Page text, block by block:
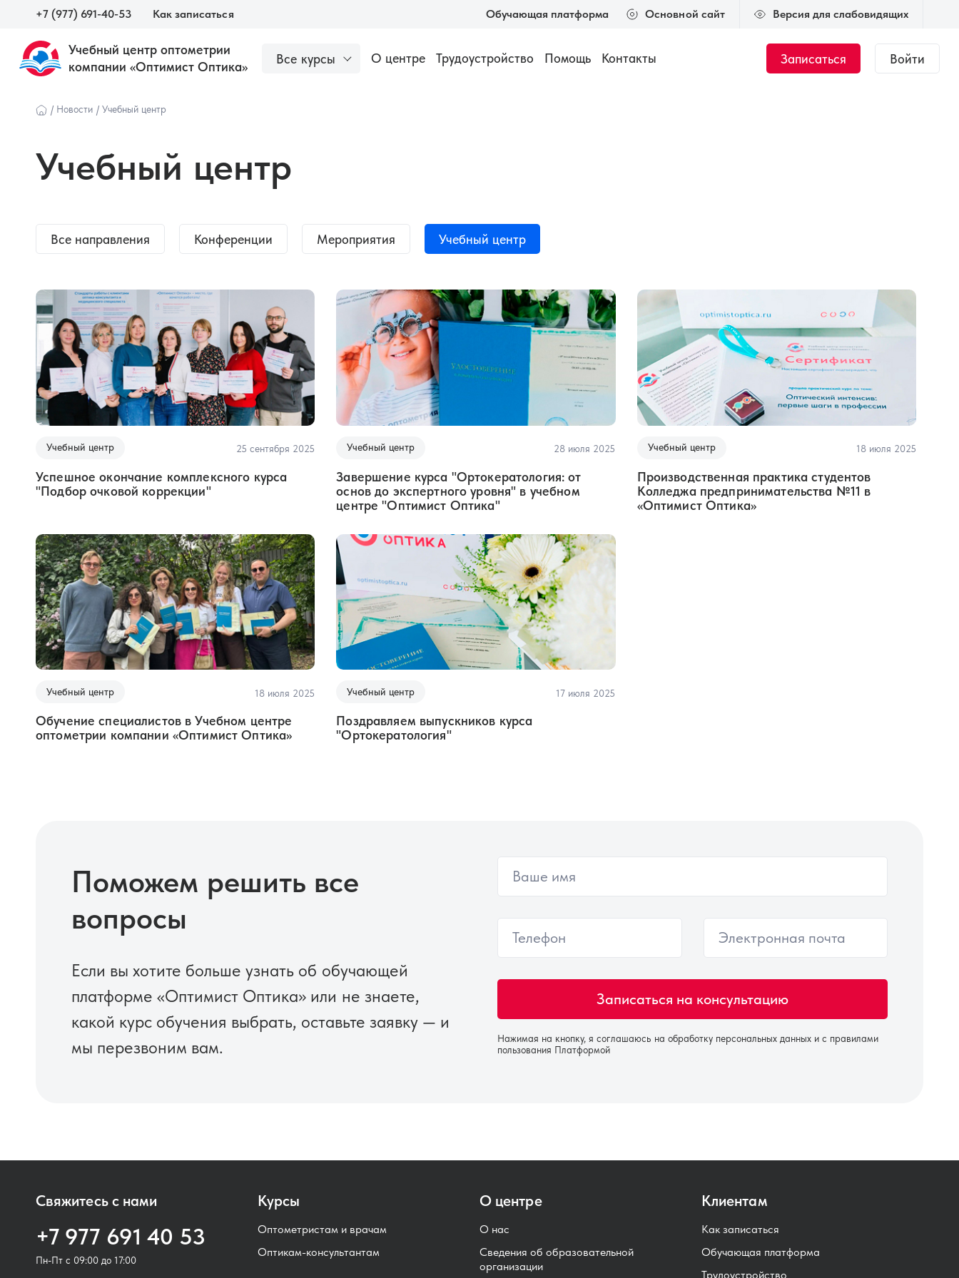
+7 (977) 691-40-53 Как записаться Обучающая платформа Основной сайт Версия для слабовидящих
Учебный центр оптометрии
компании «Оптимист Оптика»
Все курсы
Наши курсы
Оптометристам и врачам Оптикам-консультантам
50 часов 45 000 ₽
Детская оптометрия
44 часа 55 000 ₽
Подбор очковой
коррекции
50 часов 45 000 ₽
Ортокератология: от
основ до
72 часа 160 000 ₽
Практика подбора
50 000 ₽
О центре
Трудоустройство Помощь Контакты Записаться Войти
/ Новости / Учебный центр
Учебный центр
Все направления Конференции Мероприятия Учебный центр
Учебный центр 25 сентября 2025
Успешное окончание комплексного курса
"Подбор очковой коррекции"
Учебный центр 28 июля 2025
Завершение курса "Ортокератология: от
основ до экспертного уровня" в учебном
центре "Оптимист Оптика"
Учебный центр 18 июля 2025
Производственная практика студентов
Колледжа предпринимательства №11 в
«Оптимист Оптика»
Учебный центр 18 июля 2025
Обучение специалистов в Учебном центре
оптометрии компании «Оптимист Оптика»
Учебный центр 17 июля 2025
Поздравляем выпускников курса
"Ортокератология"
Поможем решить все
вопросы
Если вы хотите больше узнать об обучающей
платформе «Оптимист Оптика» или не знаете,
какой курс обучения выбрать, оставьте заявку — и
мы перезвоним вам.
Нажимая на кнопку, я соглашаюсь на обработку персональных данных и с правилами
пользования Платформой
Свяжитесь с нами
+7 977 691 40 53
Пн-Пт с 09:00 до 17:00
Курсы
Оптометристам и врачам
Оптикам-консультантам
О центре
О нас
Сведения об образовательной
организации
Клиентам
Как записаться
Обучающая платформа
Трудоустройство